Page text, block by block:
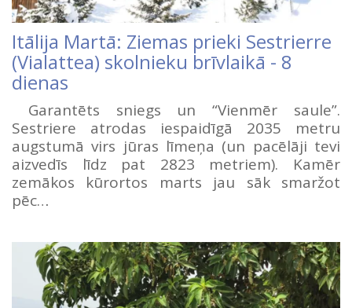
Itālija Martā: Ziemas prieki Sestrierre
(Vialattea) skolnieku brīvlaikā - 8
dienas
Garantēts sniegs un “Vienmēr saule”.
Sestriere atrodas iespaidīgā 2035 metru
augstumā virs jūras līmeņa (un pacēlāji tevi
aizvedīs līdz pat 2823 metriem). Kamēr
zemākos kūrortos marts jau sāk smaržot
pēc…